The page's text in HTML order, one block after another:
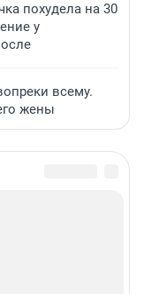
похудела на 30
у
всему.
жены